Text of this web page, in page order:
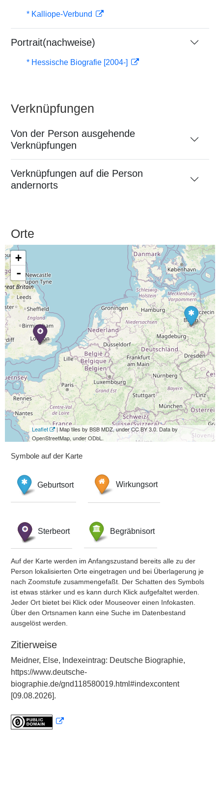
* Kalliope-Verbund
Portrait(nachweise)
* Hessische Biografie [2004-]
Verknüpfungen
Von der Person ausgehende
Verknüpfungen
Verknüpfungen auf die Person
andernorts
Orte
+
-
Leaflet
| Map tiles by BSB MDZ, under CC BY 3.0. Data by
OpenStreetMap, under ODbL.
Symbole auf der Karte
Geburtsort Wirkungsort
Sterbeort Begräbnisort
Auf der Karte werden im Anfangszustand bereits alle zu der
Person lokalisierten Orte eingetragen und bei Überlagerung je
nach Zoomstufe zusammengefaßt. Der Schatten des Symbols
ist etwas stärker und es kann durch Klick aufgefaltet werden.
Jeder Ort bietet bei Klick oder Mouseover einen Infokasten.
Über den Ortsnamen kann eine Suche im Datenbestand
ausgelöst werden.
Zitierweise
Meidner, Else, Indexeintrag: Deutsche Biographie,
https://www.deutsche-
biographie.de/gnd118580019.html#indexcontent
[09.08.2026].